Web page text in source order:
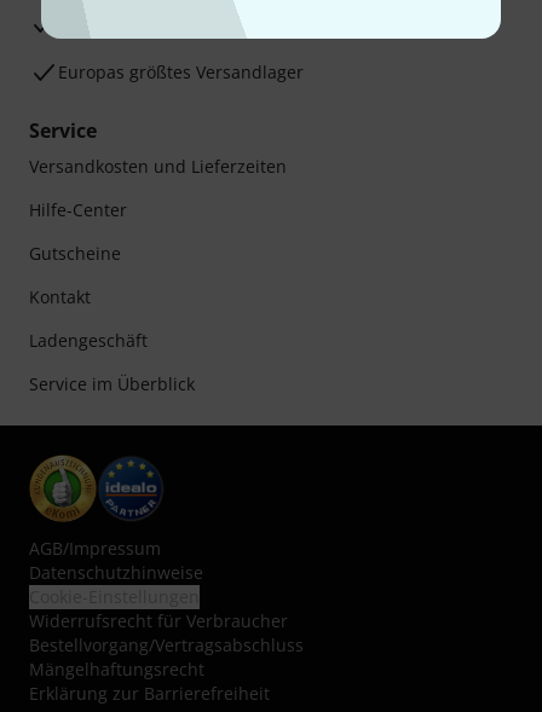
Zufriedenheitsgarantie
Europas größtes Versandlager
Service
Versandkosten und Lieferzeiten
Hilfe-Center
Gutscheine
Kontakt
Ladengeschäft
Service im Überblick
AGB/Impressum
Datenschutzhinweise
Widerrufsrecht für Verbraucher
Bestellvorgang/Vertragsabschluss
Mängelhaftungsrecht
Erklärung zur Barrierefreiheit